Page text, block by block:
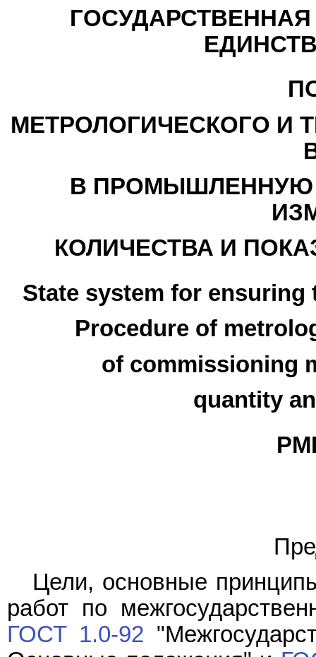
МЕТРОЛОГИЧЕСКОГО И
В ПРОМЫШЛЕННУЮ
КОЛИЧЕСТВА И
State system for
Procedure of
of commissioning
quantity
Цели, основные
работ по
ГОСТ 1.0-92